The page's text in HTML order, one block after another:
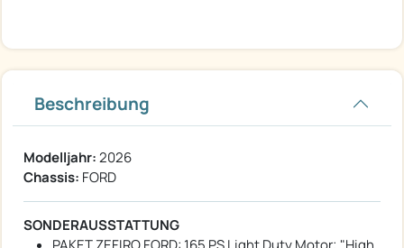
Beschreibung
Modelljahr:2026
Chassis: FORD
SONDERAUSSTATTUNG